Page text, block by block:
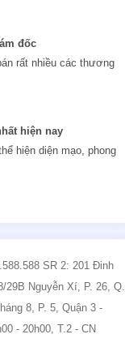
đốc
rất nhiều các thương
hiện nay
hiện diện mạo, phong
SR 2: 201 Đinh
29B Nguyễn Xí, P. 26, Q.
8, P. 5, Quận 3 -
- 20h00, T.2 - CN